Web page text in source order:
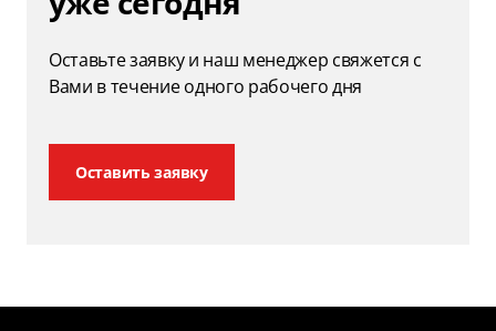
Оставьте заявку и наш менеджер свяжется с
Вами в течение одного рабочего дня
Оставить заявку